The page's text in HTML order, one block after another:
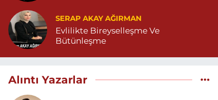
SERAP AKAY AĞIRMAN
Evlilikte Bireyselleşme Ve
Bütünleşme
Alıntı Yazarlar